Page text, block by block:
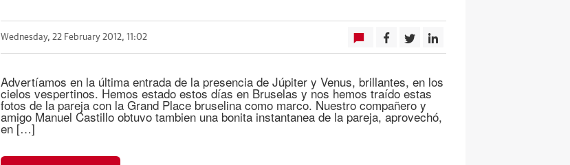
Wednesday, 22 February 2012, 11:02
Advertíamos en la última entrada de la presencia de Júpiter y Venus, brillantes, en los
cielos vespertinos. Hemos estado estos días en Bruselas y nos hemos traído estas
fotos de la pareja con la Grand Place bruselina como marco. Nuestro compañero y
amigo Manuel Castillo obtuvo tambien una bonita instantanea de la pareja, aprovechó,
en […]